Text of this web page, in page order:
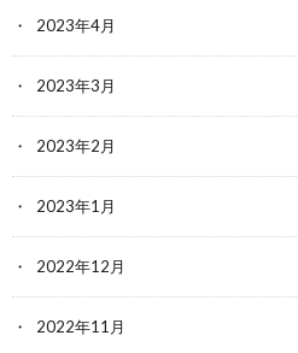
2023年4月
2023年3月
2023年2月
2023年1月
2022年12月
2022年11月